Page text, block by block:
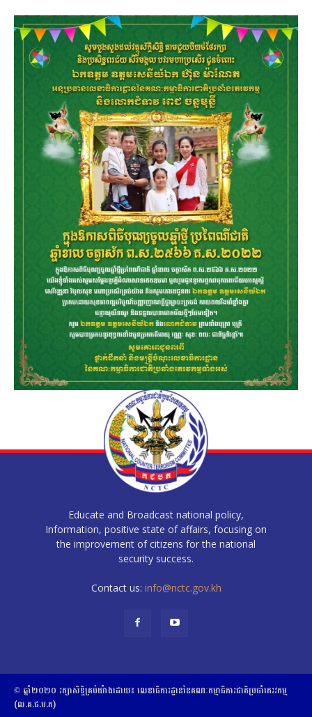
Educate and Broadcast national policy,
Information, positive state of affairs, focusing on
the improvement of citizens for the national
security success.
Contact us: info@nctc.gov.kh
© ឆ្នាំ២០២០​ ​រក្សាសិទ្ធិ​គ្រប់យ៉ាង​ដោយ​៖​ ​លេខាធិការដ្ឋាននៃគណៈកម្មាធិការជាតិប្រចាំភេរវកម្ម
(ល.គ.ជ.ប.ភ)